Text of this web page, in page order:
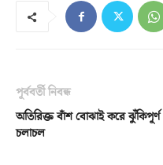
পূর্ববর্তী নিবন্ধ
অতিরিক্ত বাঁশ বোঝাই করে ঝুঁকিপূর্ণ
চলাচল